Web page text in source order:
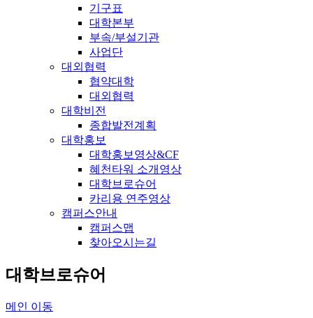
기구표
대학본부
부속/부설기관
사업단
대외협력
협약대학
대외협력
대학비전
종합발전계획
대학홍보
대학홍보영상&CF
혜천타워 소개영상
대학브로슈어
카리용 연주영상
캠퍼스안내
캠퍼스맵
찾아오시는길
대학브로슈어
메인 이동